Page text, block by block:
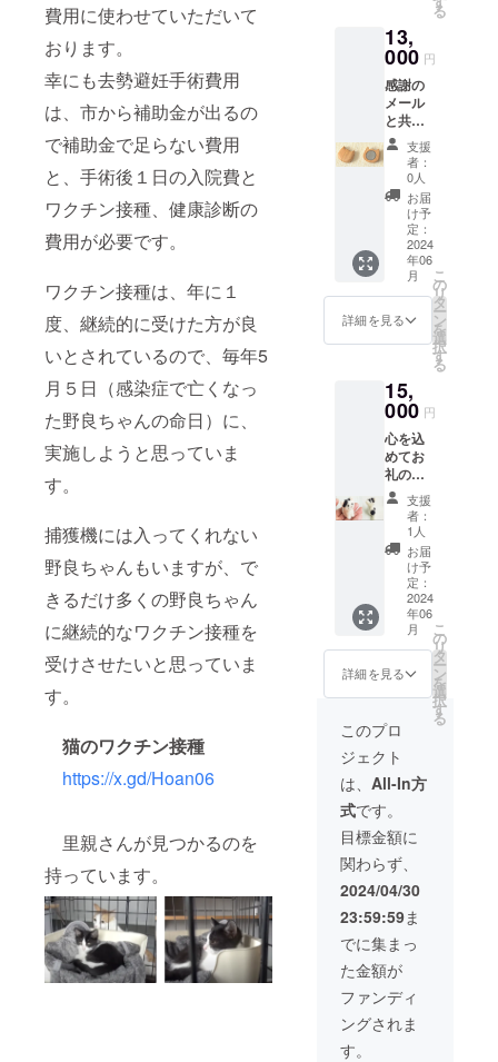
費用に使わせていただいて
おります。
幸にも去勢避妊手術費用
は、市から補助金が出るの
で補助金で足らない費用
と、手術後１日の入院費と
ワクチン接種、健康診断の
費用が必要です。
ワクチン接種は、年に１
度、継続的に受けた方が良
いとされているので、毎年5
月５日（感染症で亡くなっ
た野良ちゃんの命日）に、
実施しようと思っていま
す。
捕獲機には入ってくれない
野良ちゃんもいますが、で
きるだけ多くの野良ちゃん
に継続的なワクチン接種を
受けさせたいと思っていま
す。
猫のワクチン接種
https://x.gd/Hoan06
里親さんが見つかるのを
持っています。
ズ］
横・約
30セン
チ
縦・約
20セン
チ マ
チ・約
10セン
チ 持
ち手・
幅：約
2.5セン
チ 全
長：約
チ ⇨内ポ
ケット
トート
バッグ
は、ス
マホや
ハンカ
チ、鍵
などコ
ンパク
トに使
える
は、お
仕事先
や学
校、お
散歩先
広い用
途で活
くれま
す。
商品は
丁寧に
お作り
してお
ります
が、縫
い目な
どに多
少の歪
みやズ
レがあ
る場合
もござ
いま
す。ハ
ンドメ
で磨き
込んで
いま
す。
（水を
弾きま
す）
サイ
ズ 115
ｍｍ
×105ｍ
ｍ×約7
ｍｍ
（レー
ザー
カット
してい
じ大き
さで
す。）
︎︎︎︎ ・木
目はひ
とつひ
とつ異
なりま
す。
︎・天然
の木製
品で
す。直
射日光
に当た
る場所
での保
日焼
け、変
形、割
れの原
ります
のでご
注意下
さい。 ︎
・手作
りのた
め、お
届けま
でにお
日にち
を要し
ます。
できる
の手元
には、
まんま
る猫が
癒して
くれま
す。
パット
の汚れ
は消し
ゴムや
薄めた
家庭用
洗剤で
簡単に
落ちま
す。 サ
、横
18.5cm
革職人
さんに
依頼し
制作し
てもら
いまし
た。 素
材は、
本革の
構造を
人工的
に再現
した新
しい素
材
ン）と
ザーで
す。 合
成皮革
の丈夫
さと、
本革に
負けな
い質感
持って
いま
す。 動
物保護
の観点
からも
注目さ
る
13,
000 円
感謝の
メール
と共に
【竹の
猫マグ
ネッ
ト】を
お送り
致しま
す。３
個セッ
トで
す。 竹
職人さ
んにお
願い
作って
もらい
まし
た。職
人さん
のこだ
わりで
高知県
産の竹
の集成
材を使
用して
いま
す。 マ
グネッ
トの埋
め込む
たちが
しまし
た。表
面はア
クリル
塗装を
施し水
気から
保護し
ていま
す。 サ
イズ：
幅3.2セ
ンチ・
縦3セン
チ・厚
み０.9
センチ
支援
者：
0人
お届
け予
定：
2024
年06
月
詳細を見る
こ
の
リ
タ
ー
ン
を
選
択
す
る
15,
000 円
心を込
めてお
礼の
メール
をお送
りする
と共
に、羊
毛で
作った
「癒し
猫」を
お届け
致しま
す。
高さ：
約5セン
チ・奥
行き：
約5セン
チ 羊
毛を固
めて
作った
小さ
な、白
黒とシ
マの猫
ちゃん
です。
ひげは
糸でシ
ンプル
に二本
支援
者：
1人
お届
け予
定：
2024
年06
月
詳細を見る
こ
の
リ
タ
ー
ン
を
選
択
す
る
このプロ
ジェクト
は、 All-In方
式です。
目標金額に
関わらず、
2024/04/30
23:59:59ま
でに集まっ
た金額が
ファンディ
ングされま
す。